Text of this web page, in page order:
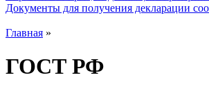
Документы для получения декларации
Главная »
ГОСТ РФ